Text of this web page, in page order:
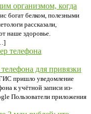
организмом, когда
богат белком, полезными
рассказали,
наше здоровье.
для привязки
пришло уведомление
к учётной записи из-
Пользователи приложения